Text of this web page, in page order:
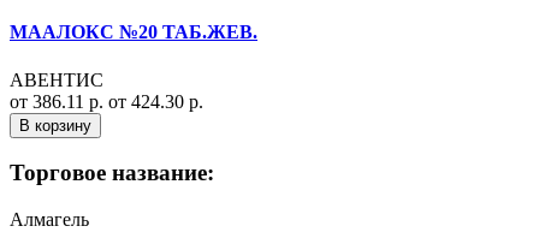
МААЛОКС №20 ТАБ.ЖЕВ.
АВЕНТИС
от 386.11 р. от 424.30 р.
В корзину
Торговое название:
Алмагель